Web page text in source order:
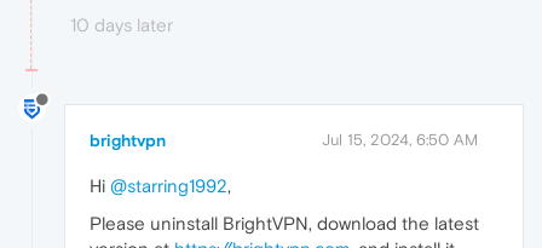
10 days later
brightvpn Jul 15, 2024, 6:50 AM
Hi @starring1992,
Please uninstall BrightVPN, download the latest